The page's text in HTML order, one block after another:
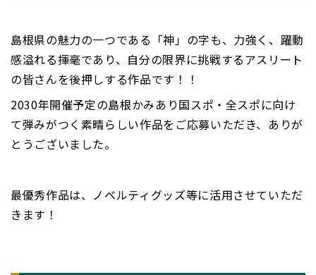
島根県の魅力の一つである「神」の字も、力強く、躍動
感溢れる揮毫であり、自分の限界に挑戦するアスリート
の皆さんを後押しする作品です！！
2030年開催予定の島根かみあり国スポ・全スポに向け
て弾みがつく素晴らしい作品をご応募いただき、ありが
とうございました。
最優秀作品は、ノベルティグッズ等に活用させていただ
きます！